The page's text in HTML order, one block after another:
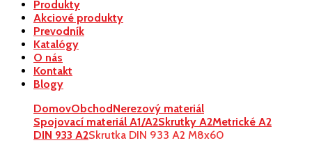
Produkty
Akciové produkty
Prevodník
Katalógy
O nás
Kontakt
Blogy
DomovObchodNerezový materiál
Spojovací materiál A1/A2Skrutky A2Metrické A2
DIN 933 A2Skrutka DIN 933 A2 M8x60